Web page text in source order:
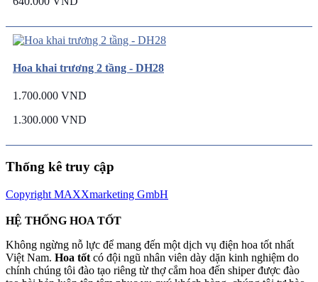
Hoa khai trương 2 tầng - DH28
1.700.000 VND
1.300.000 VND
Thống kê truy cập
Copyright MAXXmarketing GmbH
HỆ THỐNG HOA TỐT
Không ngừng nỗ lực để mang đến một dịch vụ điện hoa tốt nhất
Việt Nam. Hoa tốt có đội ngũ nhân viên dày dặn kinh nghiệm do
chính chúng tôi đào tạo riêng từ thợ cắm hoa đến shiper được đào